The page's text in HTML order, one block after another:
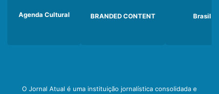
Agenda Cultural BRANDED CONTENT Brasil
O Jornal Atual é uma instituição jornalística consolidada e